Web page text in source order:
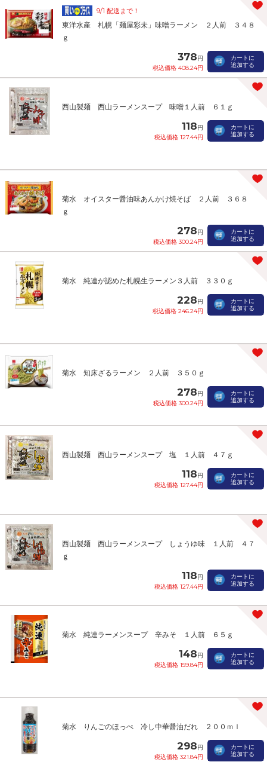
9/1 配送まで！
東洋水産 札幌「麺屋彩未」味噌ラーメン ２人前 ３４８
ｇ
378円
税込価格 408.24円
カートに
追加する
西山製麺 西山ラーメンスープ 味噌１人前 ６１ｇ
118円
税込価格 127.44円
カートに
追加する
菊水 オイスター醤油味あんかけ焼そば ２人前 ３６８
ｇ
278円
税込価格 300.24円
カートに
追加する
菊水 純連が認めた札幌生ラーメン３人前 ３３０ｇ
228円
税込価格 246.24円
カートに
追加する
菊水 知床ざるラーメン ２人前 ３５０ｇ
278円
税込価格 300.24円
カートに
追加する
西山製麺 西山ラーメンスープ 塩 １人前 ４７ｇ
118円
税込価格 127.44円
カートに
追加する
西山製麺 西山ラーメンスープ しょうゆ味 １人前 ４７
ｇ
118円
税込価格 127.44円
カートに
追加する
菊水 純連ラーメンスープ 辛みそ １人前 ６５ｇ
148円
税込価格 159.84円
カートに
追加する
菊水 りんごのほっぺ 冷し中華醤油だれ ２００ｍｌ
298円
税込価格 321.84円
カートに
追加する